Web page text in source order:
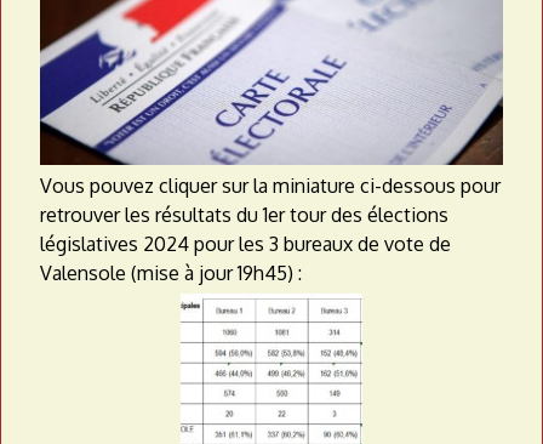
a
u
Vous pouvez cliquer sur la miniature ci-dessous pour
retrouver les résultats du 1er tour des élections
législatives 2024 pour les 3 bureaux de vote de
Valensole (mise à jour 19h45) :